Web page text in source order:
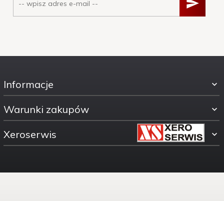
Informacje
Warunki zakupów
Xeroserwis